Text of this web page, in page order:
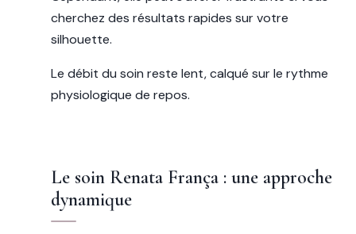
cherchez des résultats rapides sur votre
silhouette.
Le débit du soin reste lent, calqué sur le rythme
physiologique de repos.
Le soin Renata França : une approche
dynamique